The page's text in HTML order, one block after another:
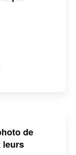
de
leurs